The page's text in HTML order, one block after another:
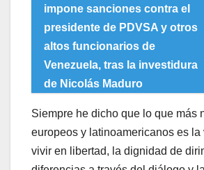
impone sanciones contra el
presidente de PDVSA y otros
altos funcionarios de
Venezuela, tras la investidura
de Nicolás Maduro
Siempre he dicho que lo que más
europeos y latinoamericanos es la
vivir en libertad, la dignidad de